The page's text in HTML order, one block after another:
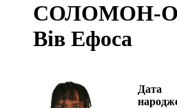
СОЛОМОН-
Вів Ефоса
Дата